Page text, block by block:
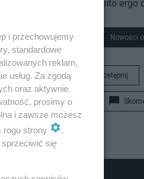
zachodnich. Dubito ergo
Nowości
Udostępnij
i przechowujemy
standardowe
reklam,
usług. Za zgodą
oraz aktywnie
prosimy o
i zawsze możesz
rogu strony
.
się